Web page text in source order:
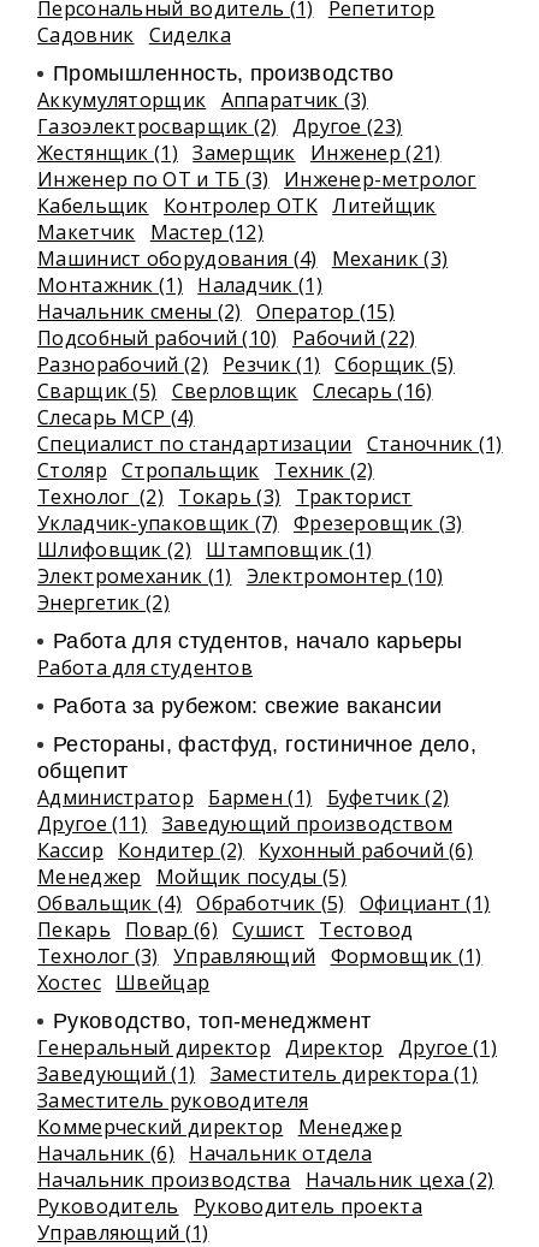
Персональный водитель (1)
Репетитор
Садовник Сиделка
Промышленность, производство
Аккумуляторщик Аппаратчик (3)
Газоэлектросварщик (2)
Другое (23)
Жестянщик (1)
Замерщик
Инженер (21)
Инженер по ОТ и ТБ (3)
Инженер-метролог
Кабельщик
Контролер ОТК Литейщик
Макетчик
Мастер (12)
Машинист оборудования (4)
Механик (3)
Монтажник (1)
Наладчик (1)
Начальник смены (2)
Оператор (15)
Подсобный рабочий (10)
Рабочий (22)
Разнорабочий (2)
Резчик (1)
Сборщик (5)
Сварщик (5)
Сверловщик Слесарь (16)
Слесарь МСР (4)
Специалист по стандартизации
Станочник (1)
Столяр Стропальщик
Техник (2)
Технолог (2)
Токарь (3)
Тракторист
Укладчик-упаковщик (7)
Фрезеровщик (3)
Шлифовщик (2)
Штамповщик (1)
Электромеханик (1)
Электромонтер (10)
Энергетик (2)
Работа для студентов, начало карьеры
Работа для студентов
Работа за рубежом: свежие вакансии
Рестораны, фастфуд, гостиничное дело,
общепит
Администратор Бармен (1)
Буфетчик (2)
Другое (11)
Заведующий производством
Кассир
Кондитер (2)
Кухонный рабочий (6)
Менеджер
Мойщик посуды (5)
Обвальщик (4)
Обработчик (5)
Официант (1)
Пекарь
Повар (6) Сушист
Тестовод
Технолог (3)
Управляющий
Формовщик (1)
Хостес Швейцар
Руководство, топ-менеджмент
Генеральный директор Директор
Другое (1)
Заведующий (1)
Заместитель директора (1)
Заместитель руководителя
Коммерческий директор
Менеджер
Начальник (6)
Начальник отдела
Начальник производства
Начальник цеха (2)
Руководитель
Руководитель проекта
Управляющий (1)